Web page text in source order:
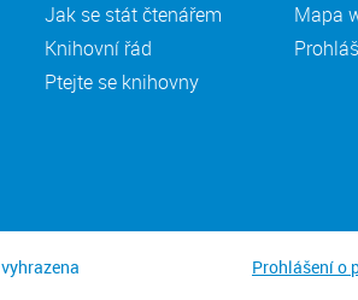
Jak se stát čtenářem
Knihovní řád
Ptejte se knihovny
Mapa
Prohlášení o